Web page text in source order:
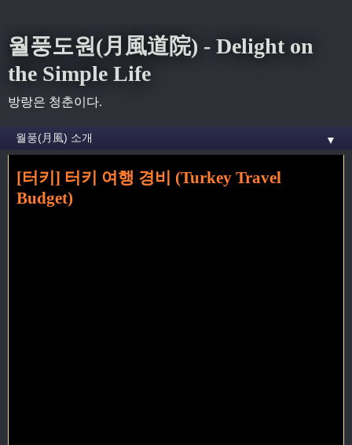
월풍도원(月風道院) - Delight on
the Simple Life
방랑은 청춘이다.
▼
» 터키 여행경비 꼬리가 달린 글
[터키] 터키 여행 경비 (Turkey Travel
Budget)